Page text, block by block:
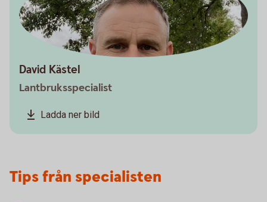
David Kästel
Lantbruksspecialist
Ladda ner bild
Tips från specialisten